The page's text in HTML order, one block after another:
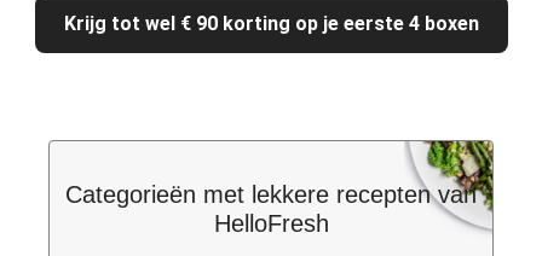
Krijg tot wel € 90 korting op je eerste 4 boxen
Categorieën met lekkere recepten van
HelloFresh